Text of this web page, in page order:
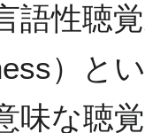
語性聴
）と
味な聴